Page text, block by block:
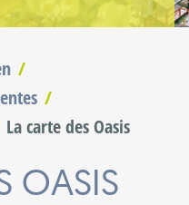
La carte des Oasis
OASIS